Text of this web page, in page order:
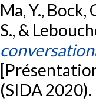
Ma, Y., Bock,
S., &
(SIDA 2020).